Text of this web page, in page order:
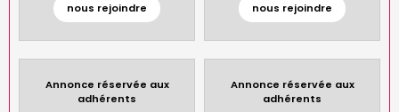
nous rejoindre nous rejoindre
Annonce réservée aux
adhérents
Annonce réservée aux
adhérents